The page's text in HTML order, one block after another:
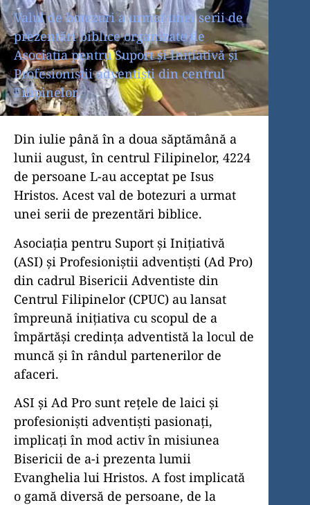
Valul de botezuri a urmat unei serii de
prezentări biblice organizate de
Asociația pentru Suport și Inițiativă și
Profesioniștii adventiști din centrul
Filipinelor.
Din iulie până în a doua săptămână a
lunii august, în centrul Filipinelor, 4224
de persoane L-au acceptat pe Isus
Hristos. Acest val de botezuri a urmat
unei serii de prezentări biblice.
Asociația pentru Suport și Inițiativă
(ASI) și Profesioniștii adventiști (Ad Pro)
din cadrul Bisericii Adventiste din
Centrul Filipinelor (CPUC) au lansat
împreună inițiativa cu scopul de a
împărtăși credința adventistă la locul de
muncă și în rândul partenerilor de
afaceri.
ASI și Ad Pro sunt rețele de laici și
profesioniști adventiști pasionați,
implicați în mod activ în misiunea
Bisericii de a-i prezenta lumii
Evanghelia lui Hristos. A fost implicată
o gamă diversă de persoane, de la